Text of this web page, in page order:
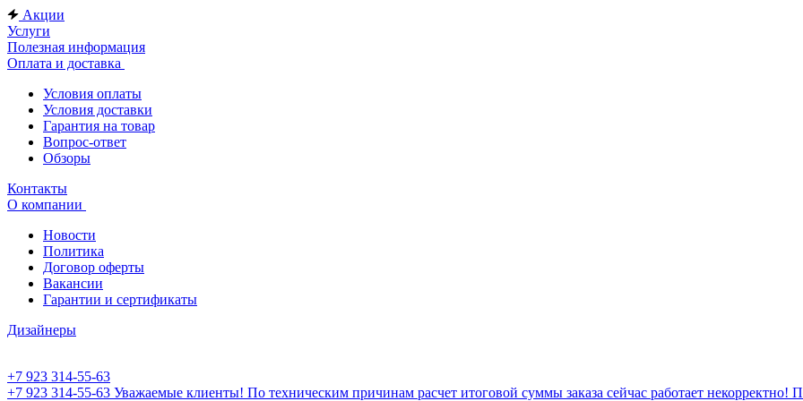
Акции
Услуги
Полезная информация
Оплата и доставка
Условия оплаты
Условия доставки
Гарантия на товар
Вопрос-ответ
Обзоры
Контакты
О компании
Новости
Политика
Договор оферты
Вакансии
Гарантии и сертификаты
Дизайнеры
+7 923 314-55-63
+7 923 314-55-63 Уважаемые клиенты! По техническим причинам расчет итоговой суммы заказа сейчас работает